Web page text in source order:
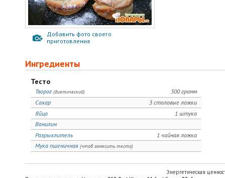
Добавить фото своего
приготовления
Ингредиенты
Тесто
300 грамм
Творог (диетический)
3 столовые ложки
Сахар
1 штука
Яйцо
Ванилин
1 чайная ложка
Разрыхлитель
Мука пшеничная (чтоб замесить тесто)
Энергетическая